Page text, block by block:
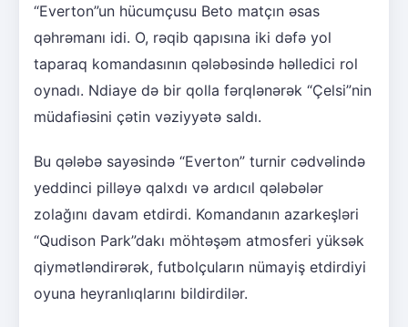
“Everton”un hücumçusu Beto matçın əsas
qəhrəmanı idi. O, rəqib qapısına iki dəfə yol
taparaq komandasının qələbəsində həlledici rol
oynadı. Ndiaye də bir qolla fərqlənərək “Çelsi”nin
müdafiəsini çətin vəziyyətə saldı.
Bu qələbə sayəsində “Everton” turnir cədvəlində
yeddinci pilləyə qalxdı və ardıcıl qələbələr
zolağını davam etdirdi. Komandanın azarkeşləri
“Qudison Park”dakı möhtəşəm atmosferi yüksək
qiymətləndirərək, futbolçuların nümayiş etdirdiyi
oyuna heyranlıqlarını bildirdilər.